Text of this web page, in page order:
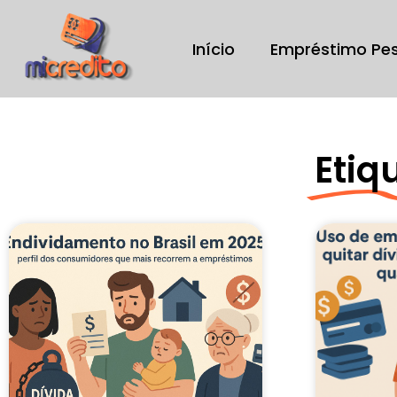
Início Empréstimo